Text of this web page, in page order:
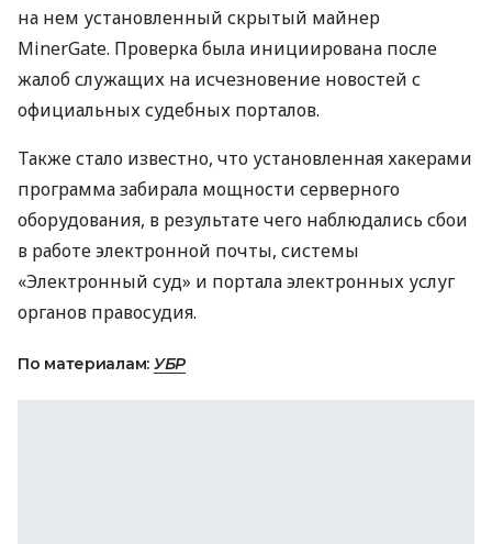
на нем установленный скрытый майнер
MinerGate. Проверка была инициирована после
жалоб служащих на исчезновение новостей с
официальных судебных порталов.
Также стало известно, что установленная хакерами
программа забирала мощности серверного
оборудования, в результате чего наблюдались сбои
в работе электронной почты, системы
«Электронный суд» и портала электронных услуг
органов правосудия.
По материалам: УБР